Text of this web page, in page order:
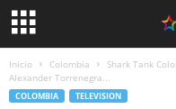
Inicio Colombia
Shark Tank
Alexander Torrenegra...
COLOMBIA TELEVISION